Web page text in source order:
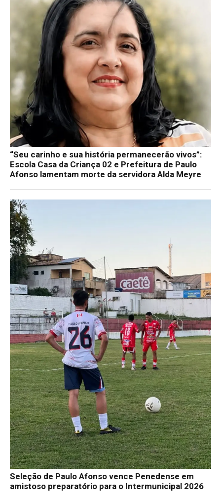
“Seu carinho e sua história permanecerão vivos”:
Escola Casa da Criança 02 e Prefeitura de Paulo
Afonso lamentam morte da servidora Alda Meyre
Seleção de Paulo Afonso vence Penedense em
amistoso preparatório para o Intermunicipal 2026